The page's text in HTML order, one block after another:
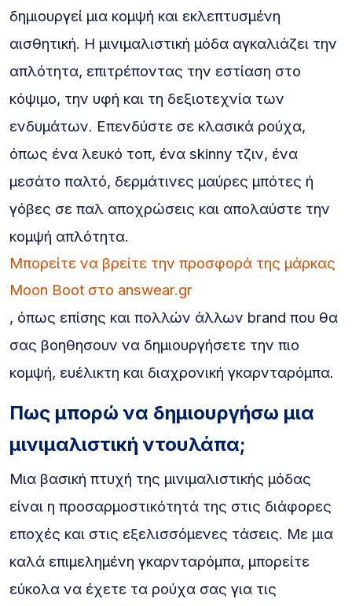
δημιουργεί μια κομψή και εκλεπτυσμένη
αισθητική. Η μινιμαλιστική μόδα αγκαλιάζει την
απλότητα, επιτρέποντας την εστίαση στο
κόψιμο, την υφή και τη δεξιοτεχνία των
ενδυμάτων. Επενδύστε σε κλασικά ρούχα,
όπως ένα λευκό τοπ, ένα skinny τζιν, ένα
μεσάτο παλτό, δερμάτινες μαύρες μπότες ή
γόβες σε παλ αποχρώσεις και απολαύστε την
κομψή απλότητα.
Μπορείτε να βρείτε την προσφορά της μάρκας
Moon Boot στο answear.gr
, όπως επίσης και πολλών άλλων brand που θα
σας βοηθησουν να δημιουργήσετε την πιο
κομψή, ευέλικτη και διαχρονική γκαρνταρόμπα.
Πως μπορώ να δημιουργήσω μια
μινιμαλιστική ντουλάπα;
Μια βασική πτυχή της μινιμαλιστικής μόδας
είναι η προσαρμοστικότητά της στις διάφορες
εποχές και στις εξελισσόμενες τάσεις. Με μια
καλά επιμελημένη γκαρνταρόμπα, μπορείτε
εύκολα να έχετε τα ρούχα σας για τις